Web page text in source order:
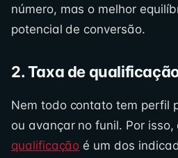
número, mas o melhor
potencial de conversão.
2. Taxa de
Nem todo contato tem perfil
ou avançar no funil. Por
qualificação é um dos